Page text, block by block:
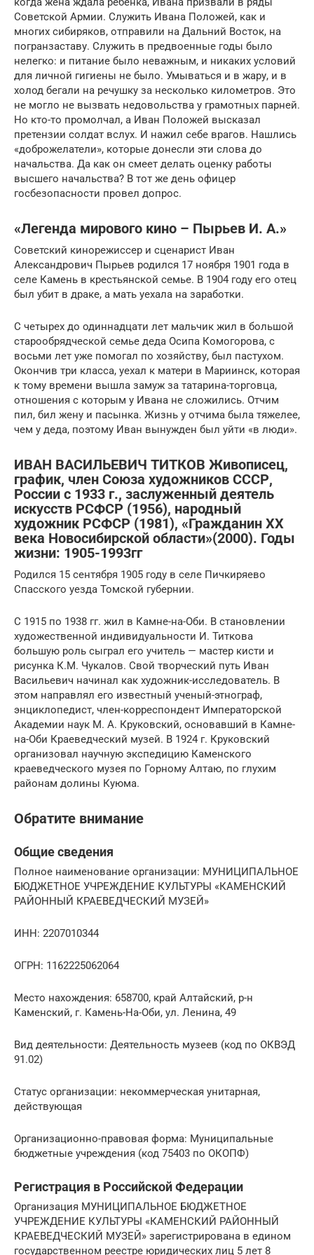
Советской Армии. Служить Ивана Положей, как и
многих сибиряков, отправили на Дальний Восток, на
погранзаставу. Служить в предвоенные годы было
нелегко: и питание было неважным, и никаких условий
для личной гигиены не было. Умываться и в жару, и в
холод бегали на речушку за несколько километров. Это
не могло не вызвать недовольства у грамотных парней.
Но кто-то промолчал, а Иван Положей высказал
претензии солдат вслух. И нажил себе врагов. Нашлись
«доброжелатели», которые донесли эти слова до
начальства. Да как он смеет делать оценку работы
высшего начальства? В тот же день офицер
госбезопасности провел допрос.
«Легенда мирового кино – Пырьев И. А.»
Советский кинорежиссер и сценарист Иван
Александрович Пырьев родился 17 ноября 1901 года в
селе Камень в крестьянской семье. В 1904 году его отец
был убит в драке, а мать уехала на заработки.
С четырех до одиннадцати лет мальчик жил в большой
старообрядческой семье деда Осипа Комогорова, с
восьми лет уже помогал по хозяйству, был пастухом.
Окончив три класса, уехал к матери в Мариинск, которая
к тому времени вышла замуж за татарина-торговца,
отношения с которым у Ивана не сложились. Отчим
пил, бил жену и пасынка. Жизнь у отчима была тяжелее,
чем у деда, поэтому Иван вынужден был уйти «в люди».
ИВАН ВАСИЛЬЕВИЧ ТИТКОВ Живописец,
график, член Союза художников СССР,
России с 1933 г., заслуженный деятель
искусств РСФСР (1956), народный
художник РСФСР (1981), «Гражданин XX
века Новосибирской области»(2000). Годы
жизни: 1905-1993гг
Родился 15 сентября 1905 году в селе Пичкиряево
Спасского уезда Томской губернии.
С 1915 по 1938 гг. жил в Камне-на-Оби. В становлении
художественной индивидуальности И. Титкова
большую роль сыграл его учитель — мастер кисти и
рисунка К.М. Чукалов. Свой творческий путь Иван
Васильевич начинал как художник-исследователь. В
этом направлял его известный ученый-этнограф,
энциклопедист, член-корреспондент Императорской
Академии наук М. А. Круковский, основавший в Камне-
на-Оби Краеведческий музей. В 1924 г. Круковский
организовал научную экспедицию Каменского
краеведческого музея по Горному Алтаю, по глухим
районам долины Куюма.
Обратите внимание
Общие сведения
Полное наименование организации: МУНИЦИПАЛЬНОЕ
БЮДЖЕТНОЕ УЧРЕЖДЕНИЕ КУЛЬТУРЫ «КАМЕНСКИЙ
РАЙОННЫЙ КРАЕВЕДЧЕСКИЙ МУЗЕЙ»
ИНН: 2207010344
ОГРН: 1162225062064
Место нахождения: 658700, край Алтайский, р-н
Каменский, г. Камень-На-Оби, ул. Ленина, 49
Вид деятельности: Деятельность музеев (код по ОКВЭД
91.02)
Статус организации: некоммерческая унитарная,
действующая
Организационно-правовая форма: Муниципальные
бюджетные учреждения (код 75403 по ОКОПФ)
Регистрация в Российской Федерации
Организация МУНИЦИПАЛЬНОЕ БЮДЖЕТНОЕ
УЧРЕЖДЕНИЕ КУЛЬТУРЫ «КАМЕНСКИЙ РАЙОННЫЙ
КРАЕВЕДЧЕСКИЙ МУЗЕЙ» зарегистрирована в едином
государственном реестре юридических лиц 5 лет 8